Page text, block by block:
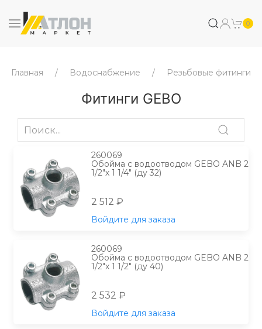
0
Главная Водоснабжение Резьбовые фитинги
Фитинги GEBO
260069
Обойма с водоотводом GEBO ANB 2
1/2"х 1 1/4" (ду 32)
2 512 ₽
Войдите для заказа
260069
Обойма с водоотводом GEBO ANB 2
1/2"х 1 1/2" (ду 40)
2 532 ₽
Войдите для заказа